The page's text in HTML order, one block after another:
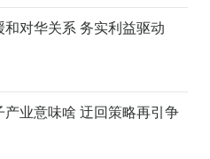
对华关系 务实利益驱动
业意味啥 迂回策略再引争